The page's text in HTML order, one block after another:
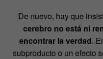
De nuevo, hay que
cerebro no está ni
encontrar la verdad.
subproducto o un efecto